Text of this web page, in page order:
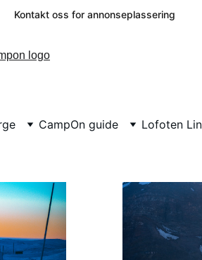
Kontakt oss for annonseplassering
CampOn guide Lofoten